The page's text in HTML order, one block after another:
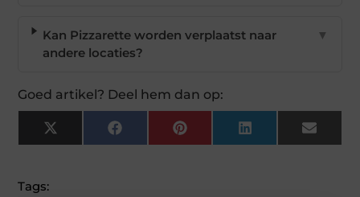
Kan Pizzarette worden verplaatst naar
andere locaties?
▼
Goed artikel? Deel hem dan op:
X
(Twitter)
FacebookPinterest LinkedIn Email
Tags: